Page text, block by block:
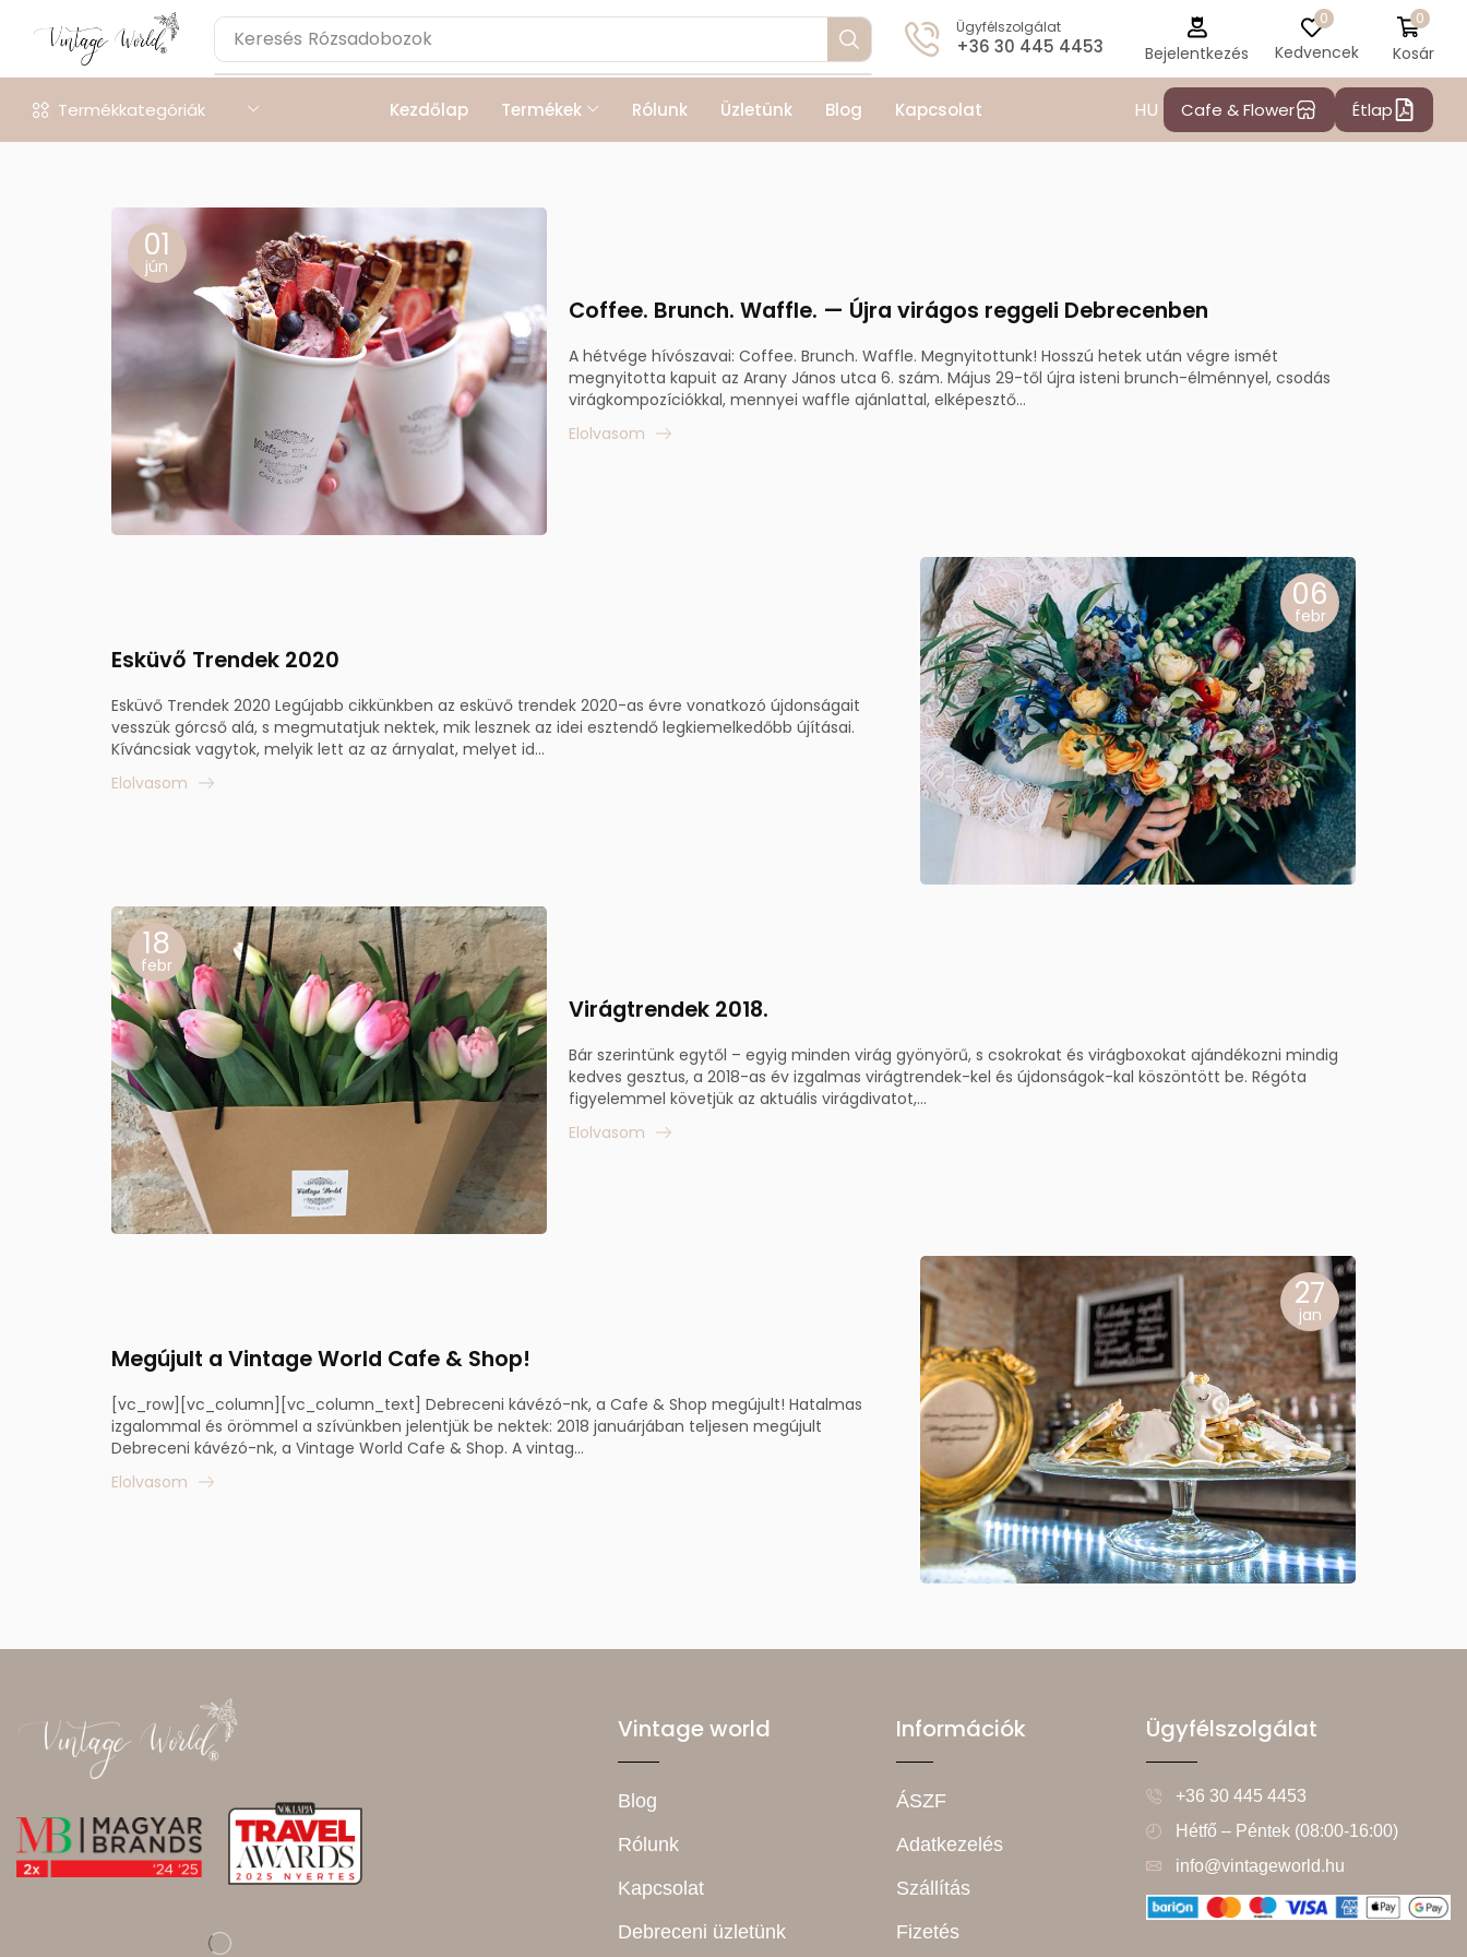
Keresés Rózsadobozok Ügyfélszolgálat
+36 30 445 4453 Bejelentkezés
0
Kedvencek
0
Kosár
Termékkategóriák Kezdőlap Termékek Rólunk Üzletünk Blog Kapcsolat HU Cafe & Flower Étlap
01
jún
Coffee. Brunch. Waffle. — Újra virágos reggeli Debrecenben
A hétvége hívószavai: Coffee. Brunch. Waffle. Megnyitottunk! Hosszú hetek után végre ismét
megnyitotta kapuit az Arany János utca 6. szám. Május 29-től újra isteni brunch-élménnyel, csodás
virágkompozíciókkal, mennyei waffle ajánlattal, elképesztő...
Elolvasom
06
febr
Esküvő Trendek 2020
Esküvő Trendek 2020 Legújabb cikkünkben az esküvő trendek 2020-as évre vonatkozó újdonságait
vesszük górcső alá, s megmutatjuk nektek, mik lesznek az idei esztendő legkiemelkedőbb újításai.
Kíváncsiak vagytok, melyik lett az az árnyalat, melyet id...
Elolvasom
18
febr
Virágtrendek 2018.
Bár szerintünk egytől – egyig minden virág gyönyörű, s csokrokat és virágboxokat ajándékozni mindig
kedves gesztus, a 2018-as év izgalmas virágtrendek-kel és újdonságok-kal köszöntött be. Régóta
figyelemmel követjük az aktuális virágdivatot,...
Elolvasom
27
jan
Megújult a Vintage World Cafe & Shop!
[vc_row][vc_column][vc_column_text] Debreceni kávézó-nk, a Cafe & Shop megújult! Hatalmas
izgalommal és örömmel a szívünkben jelentjük be nektek: 2018 januárjában teljesen megújult
Debreceni kávézó-nk, a Vintage World Cafe & Shop. A vintag...
Elolvasom
Vintage world
Blog
Rólunk
Kapcsolat
Debreceni üzletünk
Információk
ÁSZF
Adatkezelés
Szállítás
Fizetés
Ügyfélszolgálat
+36 30 445 4453
Hétfő – Péntek (08:00-16:00)
info@vintageworld.hu